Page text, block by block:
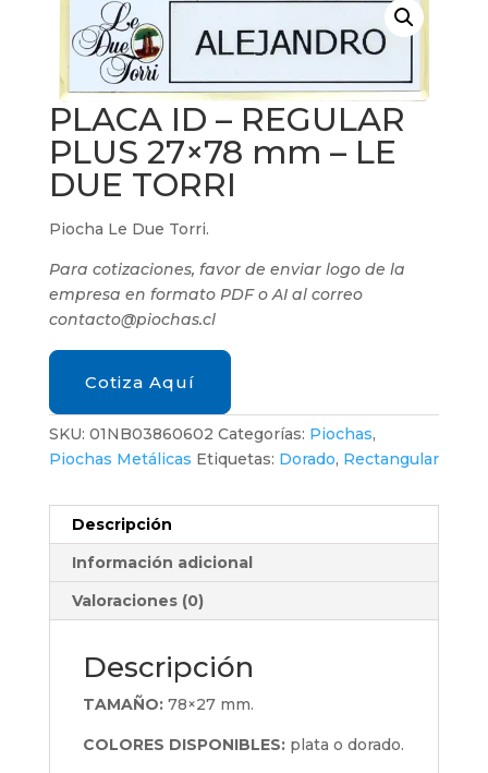
PLACA ID – REGULAR
PLUS 27×78 mm – LE
DUE TORRI
Piocha Le Due Torri.
Para cotizaciones, favor de enviar logo de la
empresa en formato PDF o AI al correo
contacto@piochas.cl
Cotiza Aquí
SKU: 01NB03860602 Categorías: Piochas,
Piochas Metálicas Etiquetas: Dorado, Rectangular
Descripción
Información adicional
Valoraciones (0)
Descripción
TAMAÑO:78×27 mm.
COLORES DISPONIBLES:plata o dorado.